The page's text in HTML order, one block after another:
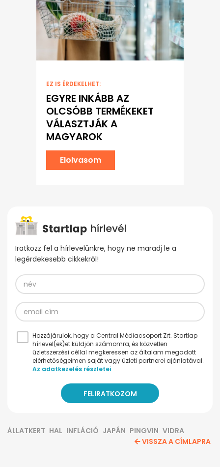
EZ IS ÉRDEKELHET:
EGYRE INKÁBB AZ
OLCSÓBB TERMÉKEKET
VÁLASZTJÁK A
MAGYAROK
Elolvasom
Iratkozz fel a hírlevelünkre, hogy ne maradj le a
legérdekesebb cikkekről!
Hozzájárulok, hogy a Central Médiacsoport Zrt. Startlap
hírlevel(ek)et küldjön számomra, és közvetlen
üzletszerzési céllal megkeressen az általam megadott
elérhetőségeimen saját vagy üzleti partnerei ajánlatával.
Az adatkezelés részletei
ÁLLATKERT HAL INFLÁCIÓ JAPÁN PINGVIN VIDRA
VISSZA A CÍMLAPRA